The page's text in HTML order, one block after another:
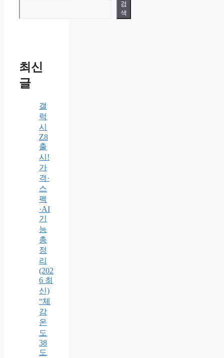
검
색
최신
글
갤
럭
시
Z8
출
시!
가
격·
스
펙
·AI
기
능
총
정
리
(202
6 최
신)
“체
감
온
도
38
도